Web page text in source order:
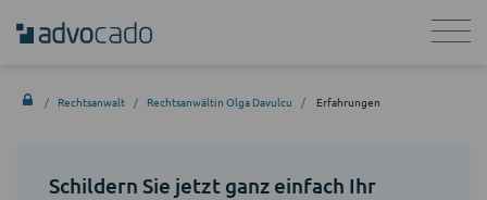
Rechtsanwalt Rechtsanwältin Olga Davulcu Erfahrungen
Schildern Sie jetzt ganz einfach Ihr